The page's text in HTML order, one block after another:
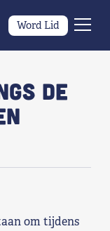
Word Lid
×
de
om tijdens